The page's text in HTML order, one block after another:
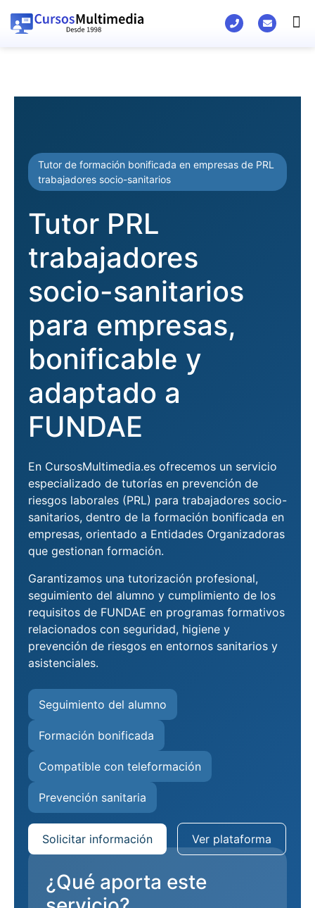
Tutor de formación bonificada en empresas de PRL
trabajadores socio-sanitarios
Tutor PRL
trabajadores
socio-sanitarios
para empresas,
bonificable y
adaptado a
FUNDAE
En CursosMultimedia.es ofrecemos un servicio
especializado de tutorías en prevención de
riesgos laborales (PRL) para trabajadores socio-
sanitarios, dentro de la formación bonificada en
empresas, orientado a Entidades Organizadoras
que gestionan formación.
Garantizamos una tutorización profesional,
seguimiento del alumno y cumplimiento de los
requisitos de FUNDAE en programas formativos
relacionados con seguridad, higiene y
prevención de riesgos en entornos sanitarios y
asistenciales.
Seguimiento del alumno
Formación bonificada
Compatible con teleformación
Prevención sanitaria
Solicitar información Ver plataforma
¿Qué aporta este